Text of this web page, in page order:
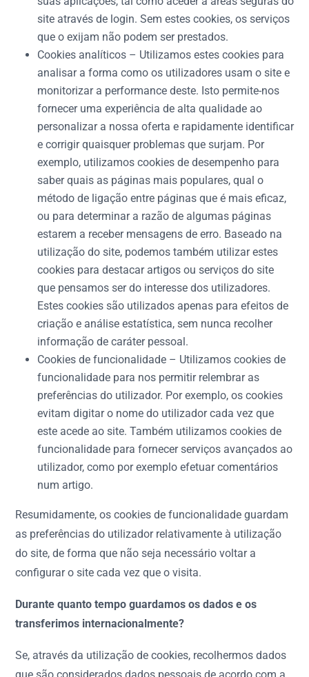
site através de login. Sem estes cookies, os serviços
que o exijam não podem ser prestados.
Cookies analíticos – Utilizamos estes cookies para
analisar a forma como os utilizadores usam o site e
monitorizar a performance deste. Isto permite-nos
fornecer uma experiência de alta qualidade ao
personalizar a nossa oferta e rapidamente identificar
e corrigir quaisquer problemas que surjam. Por
exemplo, utilizamos cookies de desempenho para
saber quais as páginas mais populares, qual o
método de ligação entre páginas que é mais eficaz,
ou para determinar a razão de algumas páginas
estarem a receber mensagens de erro. Baseado na
utilização do site, podemos também utilizar estes
cookies para destacar artigos ou serviços do site
que pensamos ser do interesse dos utilizadores.
Estes cookies são utilizados apenas para efeitos de
criação e análise estatística, sem nunca recolher
informação de caráter pessoal.
Cookies de funcionalidade – Utilizamos cookies de
funcionalidade para nos permitir relembrar as
preferências do utilizador. Por exemplo, os cookies
evitam digitar o nome do utilizador cada vez que
este acede ao site. Também utilizamos cookies de
funcionalidade para fornecer serviços avançados ao
utilizador, como por exemplo efetuar comentários
num artigo.
Resumidamente, os cookies de funcionalidade guardam
as preferências do utilizador relativamente à utilização
do site, de forma que não seja necessário voltar a
configurar o site cada vez que o visita.
Durante quanto tempo guardamos os dados e os
transferimos internacionalmente?
Se, através da utilização de cookies, recolhermos dados